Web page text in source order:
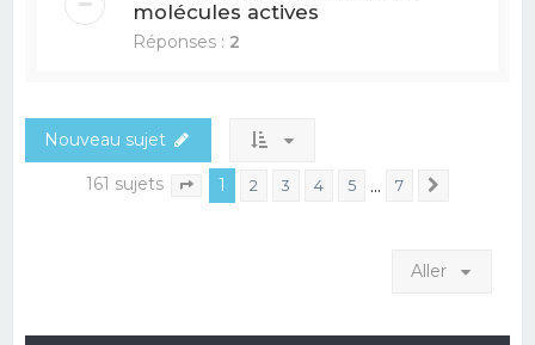
molécules actives
Réponses : 2
Nouveau sujet
161 sujets Page sur 7
1 2 3 4 5 … 7
Aller